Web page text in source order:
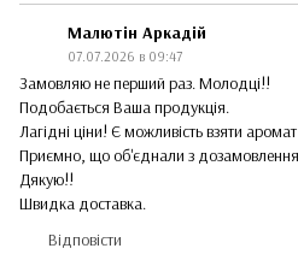
Малютін Аркадій
07.07.2026 в 09:47
Замовляю не перший раз. Молодці!!
Подобається Ваша продукція.
Лагідні ціни! Є можливість взяти
Приємно, що об'єднали з
Дякую!!
Швидка доставка.
Відповісти